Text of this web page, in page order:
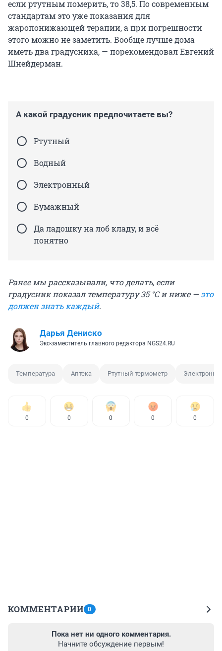
если ртутным померить, то 38,5. По современным
стандартам это уже показания для
жаропонижающей терапии, а при погрешности
этого можно не заметить. Вообще лучше дома
иметь два градусника, — порекомендовал Евгений
Шнейдерман.
А какой градусник предпочитаете вы?
Ртутный
Водный
Электронный
Бумажный
Да ладошку на лоб кладу, и всё
понятно
Ранее мы рассказывали, что делать, если
градусник показал температуру 35 °C и ниже — это
должен знать каждый.
Дарья Дениско
Экс-заместитель главного редактора NGS24.RU
Температура Аптека Ртутный термометр
0 0 0 0 0
КОММЕНТАРИИ 0
Пока нет ни одного комментария.
Начните обсуждение первым!